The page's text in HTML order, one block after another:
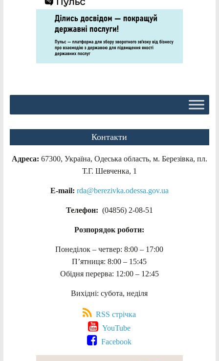
Контакти
Адреса: 67300, Україна, Одеська область, м. Березівка, пл.
Т.Г. Шевченка, 1
E-mail: rda@berezivka.odessa.gov.ua
Телефон: (04856) 2-08-51
Розпорядок роботи:
Понеділок – четвер: 8:00 – 17:00
П’ятниця: 8:00 – 15:45
Обідня перерва: 12:00 – 12:45
Вихідні: субота, неділя
RSS стрічка
YouTube
Facebook